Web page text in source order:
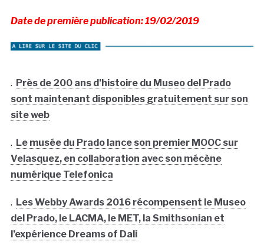
Date de première publication: 19/02/2019
. Près de 200 ans d’histoire du Museo del Prado
sont maintenant disponibles gratuitement sur son
site web
. Le musée du Prado lance son premier MOOC sur
Velasquez, en collaboration avec son mécène
numérique Telefonica
. Les Webby Awards 2016 récompensent le Museo
del Prado, le LACMA, le MET, la Smithsonian et
l’expérience Dreams of Dali